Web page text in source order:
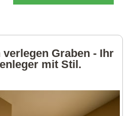
verlegen Graben - Ihr
mit Stil.